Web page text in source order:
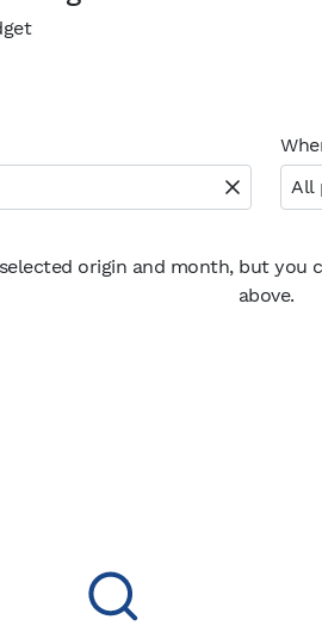
All
origin and month, but
above.